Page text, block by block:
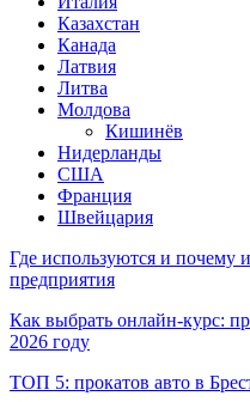
Казахстан
Канада
Латвия
Литва
Молдова
Кишинёв
Нидерланды
США
Франция
Швейцария
Где используются и почему
предприятия
Как выбрать онлайн-курс:
2026 году
ТОП 5: прокатов авто в